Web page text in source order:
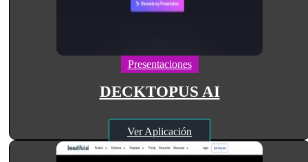
Presentaciones
DECKTOPUS AI
Ver Aplicación